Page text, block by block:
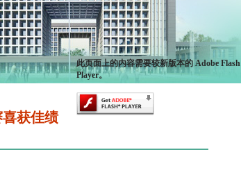
此页面上的内容需要较新版本的 Adobe Flash
Player。
获佳绩